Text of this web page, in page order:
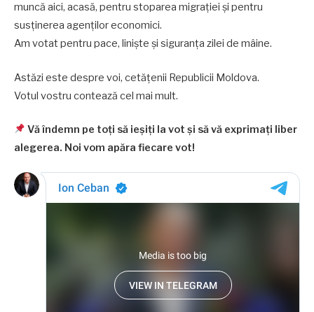
muncă aici, acasă, pentru stoparea migrației și pentru
susținerea agenților economici.
Am votat pentru pace, liniște și siguranța zilei de mâine.
Astăzi este despre voi, cetățenii Republicii Moldova.
Votul vostru contează cel mai mult.
Vă îndemn pe toți să ieșiți la vot și să vă exprimați liber
alegerea. Noi vom apăra fiecare vot!